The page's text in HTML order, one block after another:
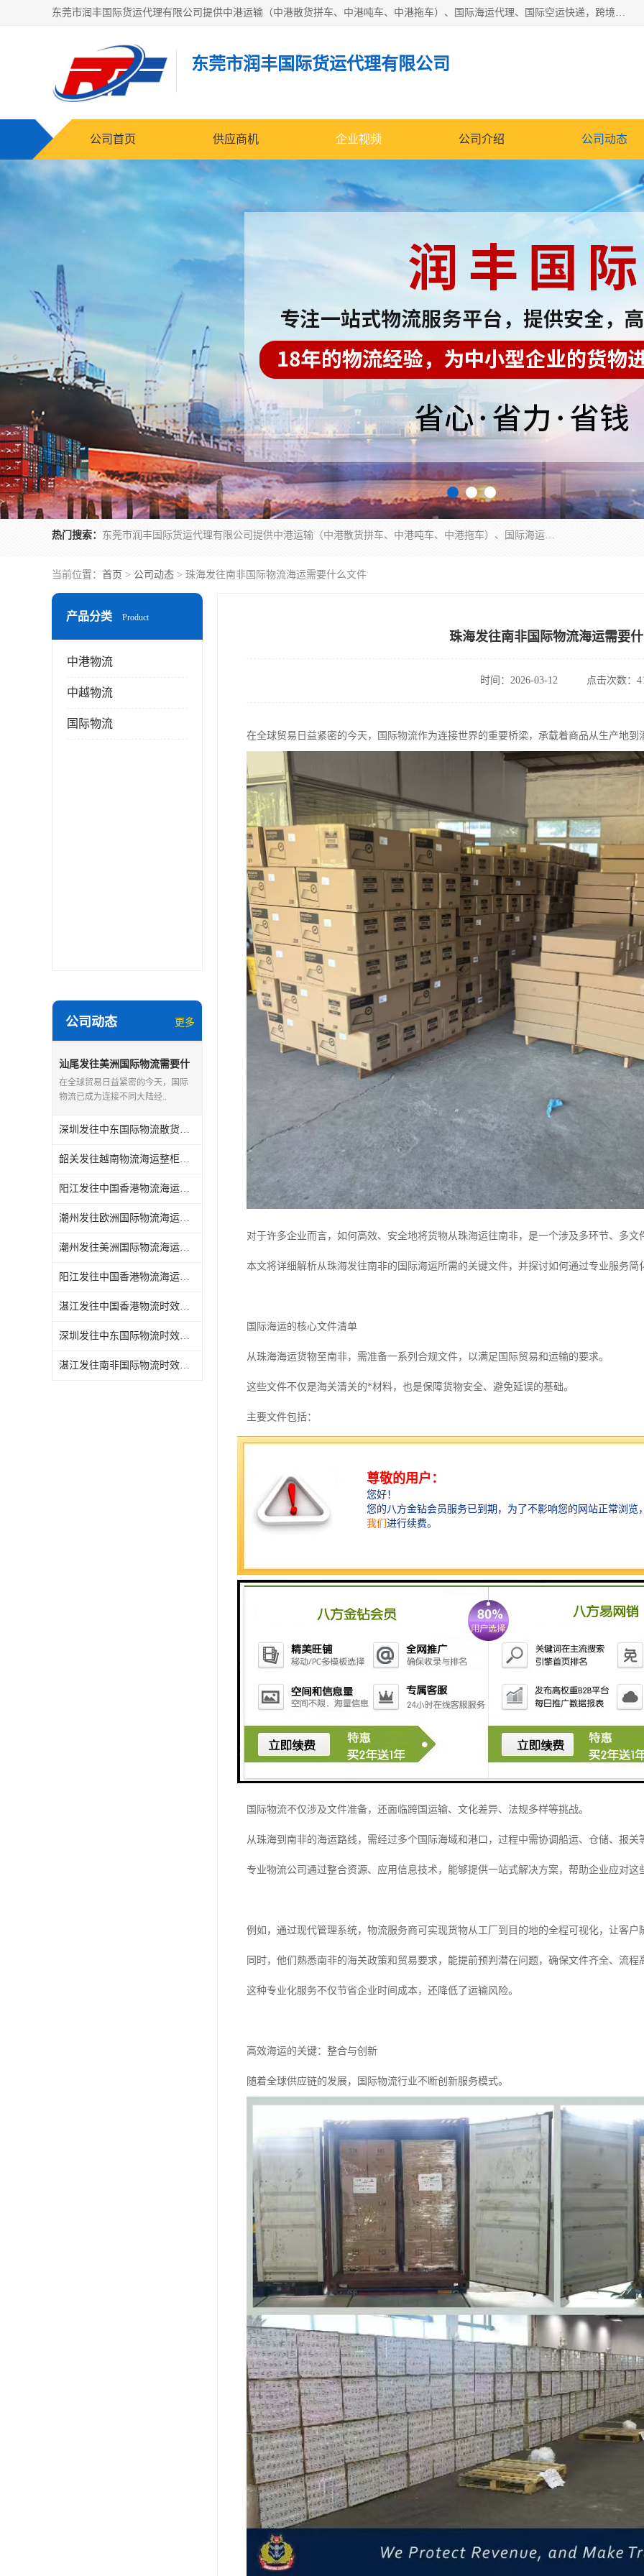
东莞市润丰国际货运代理有限公司提供中港运输（中港散货拼车、中港吨车、中港拖车）、国际海运代理、国际空运快递，跨境电商，亚马逊FBA，国内物流园服务，进出口报关，仓储，提供给客户整套运输解决方案和增值服务
东莞市润丰国际货运代理有限公司
公司首页 供应商机 企业视频 公司介绍 公司动态
热门搜索： 东莞市润丰国际货运代理有限公司提供中港运输（中港散货拼车、中港吨车、中港拖车）、国际海运代理、国际空运快递，跨境电商，亚马逊FBA，国内物流园服务，进出口报关，仓储，提供给客户整套运输解决方案和增值服务
当前位置： 首页 > 公司动态 > 珠海发往南非国际物流海运需要什么文件
产品分类 Product
中港物流
中越物流
国际物流
公司动态 更多
汕尾发往美洲国际物流需要什
么条件
在全球贸易日益紧密的今天，国际
物流已成为连接不同大陆经..
深圳发往中东国际物流散货怎么计费
韶关发往越南物流海运整柜怎么计费贴心服务
阳江发往中国香港物流海运需要什么文件
潮州发往欧洲国际物流海运需要什么文件
潮州发往美洲国际物流海运需要什么文件
阳江发往中国香港物流海运整柜怎么计费贴心服务
湛江发往中国香港物流时效需要几天
深圳发往中东国际物流时效需要几天
湛江发往南非国际物流时效需要几天
珠海发往南非国际物流海运需要
时间：2026-03-12 点击次数：
在全球贸易日益紧密的今天，国际物流作为连接世界的重要桥梁，承载着商品从生产地到
对于许多企业而言，如何高效、安全地将货物从珠海运往南非，是一个涉及多环节、多文
本文将详细解析从珠海发往南非的国际海运所需的关键文件，并探讨如何通过专业服务简
国际海运的核心文件清单
从珠海海运货物至南非，需准备一系列合规文件，以满足国际贸易和运输的要求。
这些文件不仅是海关清关的*材料，也是保障货物安全、避免延误的基础。
主要文件包括：
1. 商业发票详细列明货物描述、数量、单价和总价值，是海关核定关税的重要依据。
2. 装箱单记录货物包装细节，如箱数、重量、尺寸，帮助物流公司和海关快速识别货物。
3. 提单作为货物所有权凭证和运输合同，是提货的关键文件，需确保信息准确无误。
5. 保险单为货物运输期间的风险提供保障，建议根据货物价值投保。
6. 海关申报文件包括进出口报关单，需如实申报货物信息，符合中国和南非的法规要求。
7. 特殊货物文件如涉及食品、化学品等，可能需要卫生证书、质量检验报告等额外文件。
这些文件的准备需要严谨细致，任何差错都可能导致清关延误或额外费用。
国际物流的挑战与专业化服务
国际物流不仅涉及文件准备，还面临跨国运输、文化差异、法规多样等挑战。
从珠海到南非的海运路线，需经过多个国际海域和港口，过程中需协调船运、仓储、报关
专业物流公司通过整合资源、应用信息技术，能够提供一站式解决方案，帮助企业应对这
例如，通过现代管理系统，物流服务商可实现货物从工厂到目的地的全程可视化，让客户
同时，他们熟悉南非的海关政策和贸易要求，能提前预判潜在问题，确保文件齐全、流程
这种专业化服务不仅节省企业时间成本，还降低了运输风险。
高效海运的关键：整合与创新
随着全球供应链的发展，国际物流行业不断创新服务模式。